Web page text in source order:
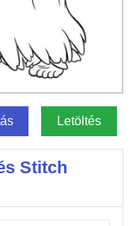
Letöltés
Stitch